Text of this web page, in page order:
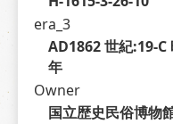
era_3
AD1862 世紀:19-C
年
Owner
国立歴史民俗博物